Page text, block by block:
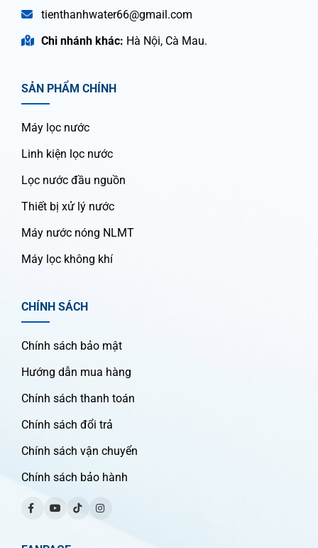
tienthanhwater66@gmail.com
Chi nhánh khác: Hà Nội, Cà Mau.
SẢN PHẨM CHÍNH
Máy lọc nước
Linh kiện lọc nước
Lọc nước đầu nguồn
Thiết bị xử lý nước
Máy nước nóng NLMT
Máy lọc không khí
CHÍNH SÁCH
Chính sách bảo mật
Hướng dẫn mua hàng
Chính sách thanh toán
Chính sách đổi trả
Chính sách vận chuyển
Chính sách bảo hành